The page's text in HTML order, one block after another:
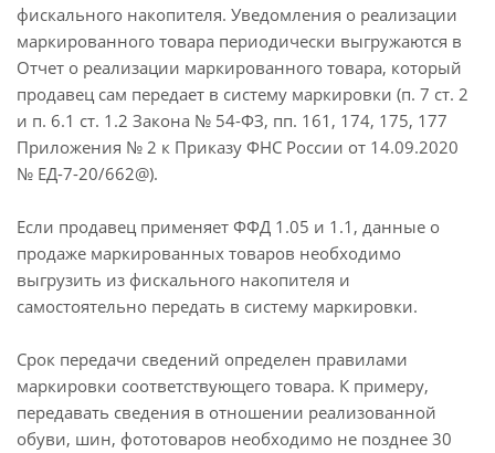
фискального накопителя. Уведомления о реализации
маркированного товара периодически выгружаются в
Отчет о реализации маркированного товара, который
продавец сам передает в систему маркировки (п. 7 ст. 2
и п. 6.1 ст. 1.2 Закона № 54-ФЗ, пп. 161, 174, 175, 177
Приложения № 2 к Приказу ФНС России от 14.09.2020
№ ЕД-7-20/662@).
Если продавец применяет ФФД 1.05 и 1.1, данные о
продаже маркированных товаров необходимо
выгрузить из фискального накопителя и
самостоятельно передать в систему маркировки.
Срок передачи сведений определен правилами
маркировки соответствующего товара. К примеру,
передавать сведения в отношении реализованной
обуви, шин, фототоваров необходимо не позднее 30